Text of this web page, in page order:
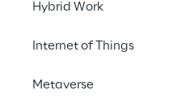
Hybrid Work
Internet of Things
Metaverse
WE BELIEVE